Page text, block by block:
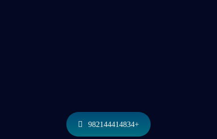
+982144414834